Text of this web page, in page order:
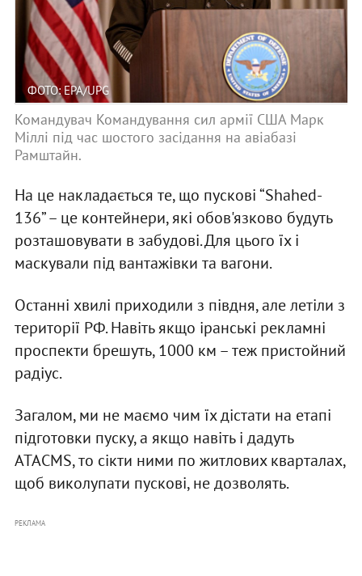
ФОТО: EPA/UPG
Командувач Командування сил армії США Марк
Міллі під час шостого засідання на авіабазі
Рамштайн.
На це накладається те, що пускові “Shahed-
136” – це контейнери, які обов'язково будуть
розташовувати в забудові. Для цього їх і
маскували під вантажівки та вагони.
Останні хвилі приходили з півдня, але летіли з
території РФ. Навіть якщо іранські рекламні
проспекти брешуть, 1000 км – теж пристойний
радіус.
Загалом, ми не маємо чим їх дістати на етапі
підготовки пуску, а якщо навіть і дадуть
ATACMS, то сікти ними по житлових кварталах,
щоб виколупати пускові, не дозволять.
РЕКЛАМА